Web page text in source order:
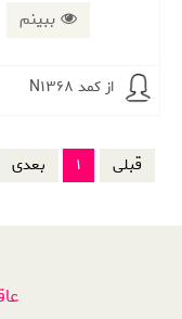
ببینم
از کمد N1368
قبلی 1 بعدی